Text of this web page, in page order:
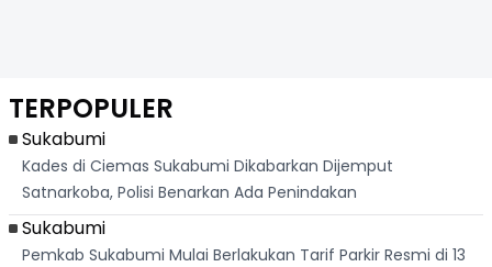
TERPOPULER
Sukabumi
Kades di Ciemas Sukabumi Dikabarkan Dijemput
Satnarkoba, Polisi Benarkan Ada Penindakan
Sukabumi
Pemkab Sukabumi Mulai Berlakukan Tarif Parkir Resmi di 13